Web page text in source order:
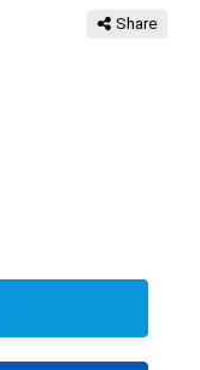
Share